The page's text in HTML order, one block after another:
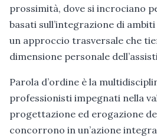
prossimità, dove si incrociano
basati sull’integrazione di
un approccio trasversale che
dimensione personale
Parola d’ordine è la
professionisti impegnati nella
progettazione ed erogazione
concorrono in un’azione